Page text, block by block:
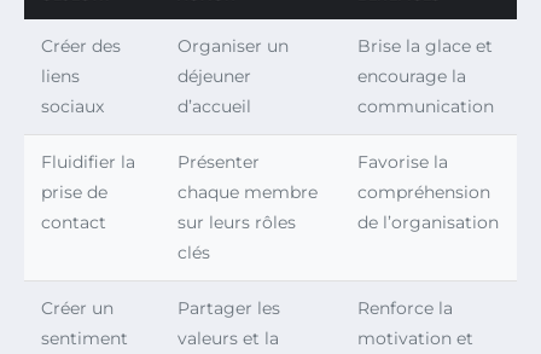
Créer des
liens
sociaux
Organiser un
déjeuner
d’accueil
Brise la glace et
encourage la
communication
Fluidifier la
prise de
contact
Présenter
chaque membre
sur leurs rôles
clés
Favorise la
compréhension
de l’organisation
Créer un
sentiment
Partager les
valeurs et la
Renforce la
motivation et